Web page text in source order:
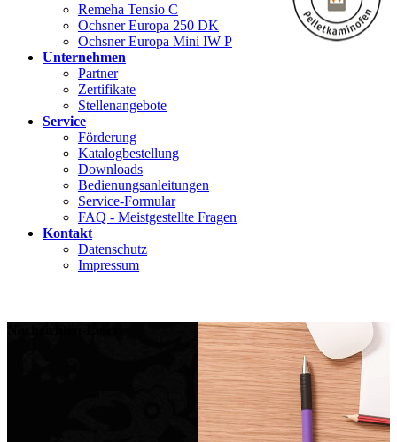
Remeha Tensio C
Ochsner Europa 250 DK
Ochsner Europa Mini IW P
Unternehmen
Partner
Zertifikate
Stellenangebote
Service
Förderung
Katalogbestellung
Downloads
Bedienungsanleitungen
Service-Formular
FAQ - Meistgestellte Fragen
Kontakt
Datenschutz
Impressum